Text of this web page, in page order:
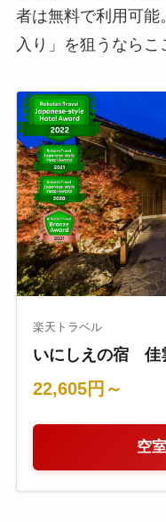
者は無料で利用可能
入り」を狙うならこ
楽天トラベル
いにしえの宿 佳
22,605円～
空